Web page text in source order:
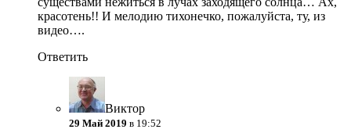
красотень!! И мелодию тихонечко, пожалуйста, ту, из
видео….
Ответить
Виктор
29 Май 2019 в 19:52